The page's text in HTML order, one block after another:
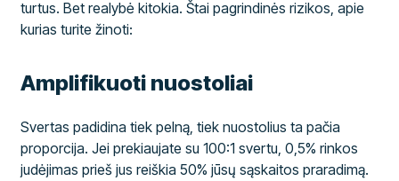
turtus. Bet realybė kitokia. Štai pagrindinės rizikos, apie
kurias turite žinoti:
Amplifikuoti nuostoliai
Svertas padidina tiek pelną, tiek nuostolius ta pačia
proporcija. Jei prekiaujate su 100:1 svertu, 0,5% rinkos
judėjimas prieš jus reiškia 50% jūsų sąskaitos praradimą.